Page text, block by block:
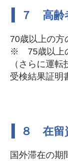
７ 高齢
70歳以上の方
※ 75歳以上
（さらに運
受検結果証明
８ 在留
国外滞在の期